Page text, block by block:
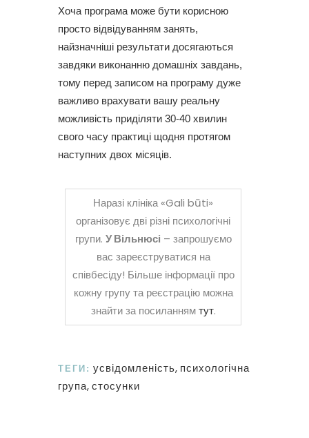
Хоча програма може бути корисною
просто відвідуванням занять,
найзначніші результати досягаються
завдяки виконанню домашніх завдань,
тому перед записом на програму дуже
важливо врахувати вашу реальну
можливість приділяти 30-40 хвилин
свого часу практиці щодня протягом
наступних двох місяців.
Наразі клініка «Gali būti»
організовує дві різні психологічні
групи. У Вільнюсі – запрошуємо
вас зареєструватися на
співбесіду! Більше інформації про
кожну групу та реєстрацію можна
знайти за посиланнямтут.
ТЕГИ: усвідомленість, психологічна
група, стосунки